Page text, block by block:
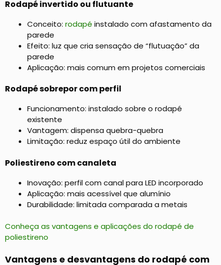
Rodapé invertido ou flutuante
Conceito: rodapé instalado com afastamento da
parede
Efeito: luz que cria sensação de “flutuação” da
parede
Aplicação: mais comum em projetos comerciais
Rodapé sobrepor com perfil
Funcionamento: instalado sobre o rodapé
existente
Vantagem: dispensa quebra-quebra
Limitação: reduz espaço útil do ambiente
Poliestireno com canaleta
Inovação: perfil com canal para LED incorporado
Aplicação: mais acessível que alumínio
Durabilidade: limitada comparada a metais
Conheça as vantagens e aplicações do rodapé de
poliestireno
Vantagens e desvantagens do rodapé com